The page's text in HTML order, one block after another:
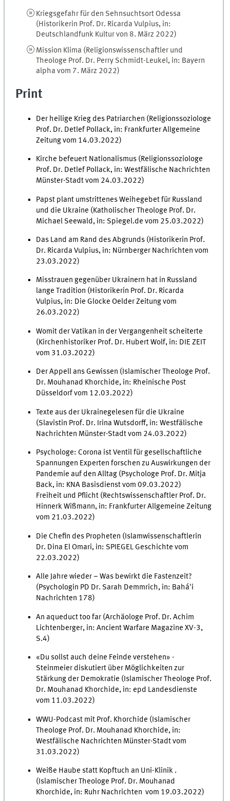
Kriegsgefahr für den Sehnsuchtsort Odessa
(Historikerin Prof. Dr. Ricarda Vulpius, in:
Deutschlandfunk Kultur von 8. März 2022)
Mission Klima (Religionswissenschaftler und
Theologe Prof. Dr. Perry Schmidt-Leukel, in: Bayern
alpha vom 7. März 2022)
Print
Der heilige Krieg des Patriarchen (Religionssoziologe
Prof. Dr. Detlef Pollack, in: Frankfurter Allgemeine
Zeitung vom 14.03.2022)
Kirche befeuert Nationalismus (Religionssoziologe
Prof. Dr. Detlef Pollack, in: Westfälische Nachrichten
Münster-Stadt vom 24.03.2022)
Papst plant umstrittenes Weihegebet für Russland
und die Ukraine (Katholischer Theologe Prof. Dr.
Michael Seewald, in: Spiegel.de vom 25.03.2022)
Das Land am Rand des Abgrunds (Historikerin Prof.
Dr. Ricarda Vulpius, in: Nürnberger Nachrichten vom
23.03.2022)
Misstrauen gegenüber Ukrainern hat in Russland
lange Tradition (Historikerin Prof. Dr. Ricarda
Vulpius, in: Die Glocke Oelder Zeitung vom
26.03.2022)
Womit der Vatikan in der Vergangenheit scheiterte
(Kirchenhistoriker Prof. Dr. Hubert Wolf, in: DIE ZEIT
vom 31.03.2022)
Der Appell ans Gewissen (Islamischer Theologe Prof.
Dr. Mouhanad Khorchide, in: Rheinische Post
Düsseldorf vom 12.03.2022)
Texte aus der Ukrainegelesen für die Ukraine
(Slavistin Prof. Dr. Irina Wutsdorff, in: Westfälische
Nachrichten Münster-Stadt vom 24.03.2022)
Psychologe: Corona ist Ventil für gesellschaftliche
Spannungen Experten forschen zu Auswirkungen der
Pandemie auf den Alltag (Psychologe Prof. Dr. Mitja
Back, in: KNA Basisdienst vom 09.03.2022)
Freiheit und Pflicht (Rechtswissenschaftler Prof. Dr.
Hinnerk Wißmann, in: Frankfurter Allgemeine Zeitung
vom 21.03.2022)
Die Chefin des Propheten (Islamwissenschaftlerin
Dr. Dina El Omari, in: SPIEGEL Geschichte vom
22.03.2022)
Alle Jahre wieder – Was bewirkt die Fastenzeit?
(Psychologin PD Dr. Sarah Demmrich, in: Bahá'i
Nachrichten 178)
An aqueduct too far (Archäologe Prof. Dr. Achim
Lichtenberger, in: Ancient Warfare Magazine XV-3,
S.4)
«Du sollst auch deine Feinde verstehen» -
Steinmeier diskutiert über Möglichkeiten zur
Stärkung der Demokratie (Islamischer Theologe Prof.
Dr. Mouhanad Khorchide, in: epd Landesdienste
vom 11.03.2022)
WWU-Podcast mit Prof. Khorchide (Islamischer
Theologe Prof. Dr. Mouhanad Khorchide, in:
Westfälische Nachrichten Münster-Stadt vom
31.03.2022)
Weiße Haube statt Kopftuch an Uni-Klinik .
(Islamischer Theologe Prof. Dr. Mouhanad
Khorchide, in: Ruhr Nachrichten vom 19.03.2022)